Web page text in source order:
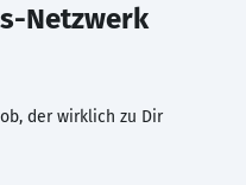
Netzwerk
der wirklich zu Dir